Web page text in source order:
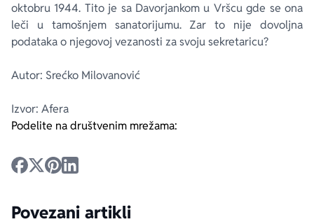
oktobru 1944. Tito je sa Davorjankom u Vršcu gde se ona
leči u tamošnjem sanatorijumu. Zar to nije dovoljna
podataka o njegovoj vezanosti za svoju sekretaricu?
Autor: Srećko Milovanović
Izvor: Afera
Podelite na društvenim mrežama:
Povezani artikli